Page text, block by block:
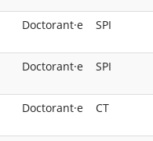
Doctorant·e SPI
Doctorant·e SPI
Doctorant·e CT